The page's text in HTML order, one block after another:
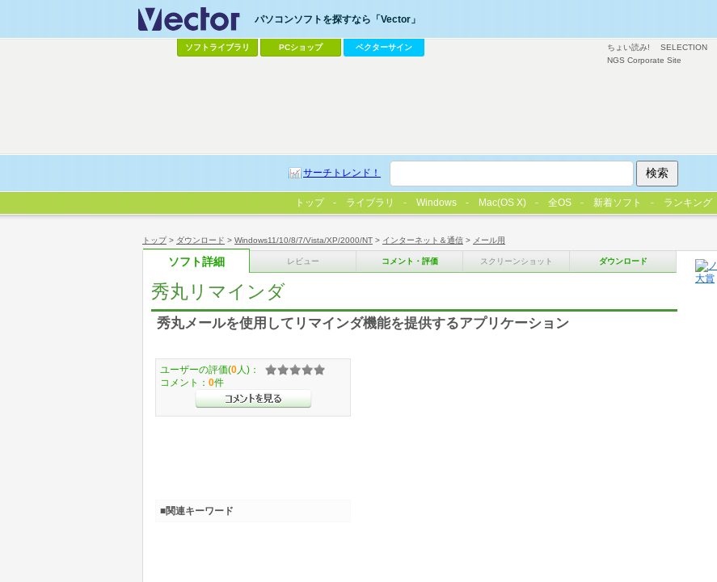
トップ> ダウンロード > Windows11/10/8/7/Vista/XP/2000/NT > インターネット＆通信 > メール用
ソフト詳細 レビュー コメント・評価 スクリーンショット ダウンロード
秀丸リマインダ
秀丸メールを使用してリマインダ機能を提供するアプリケーション
ユーザーの評価(0 人)：
コメント： 0件
■関連キーワード
ちょい読み! SELECTION
NGS Corporate Site
パソコンソフトを探すなら「Vector」
ソフトライブラリ PCショップ ベクターサイン
サーチトレンド！
トップ ライブラリ Windows Mac(OS X) 全OS 新着ソフト ランキング